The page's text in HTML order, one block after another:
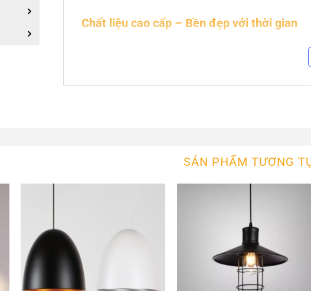
Chất liệu cao cấp – Bền đẹp với thời gian
: Tán sáng đều, ánh sáng
SẢN PHẨM TƯƠNG